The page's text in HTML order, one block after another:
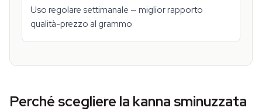
Uso regolare settimanale — miglior rapporto
qualità-prezzo al grammo
Perché scegliere la kanna sminuzzata